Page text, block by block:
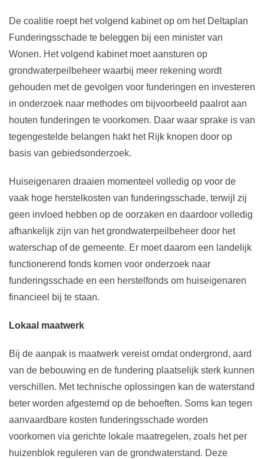
De coalitie roept het volgend kabinet op om het Deltaplan
Funderingsschade te beleggen bij een minister van
Wonen. Het volgend kabinet moet aansturen op
grondwaterpeilbeheer waarbij meer rekening wordt
gehouden met de gevolgen voor funderingen en investeren
in onderzoek naar methodes om bijvoorbeeld paalrot aan
houten funderingen te voorkomen. Daar waar sprake is van
tegengestelde belangen hakt het Rijk knopen door op
basis van gebiedsonderzoek.
Huiseigenaren draaien momenteel volledig op voor de
vaak hoge herstelkosten van funderingsschade, terwijl zij
geen invloed hebben op de oorzaken en daardoor volledig
afhankelijk zijn van het grondwaterpeilbeheer door het
waterschap of de gemeente. Er moet daarom een landelijk
functionerend fonds komen voor onderzoek naar
funderingsschade en een herstelfonds om huiseigenaren
financieel bij te staan.
Lokaal maatwerk
Bij de aanpak is maatwerk vereist omdat ondergrond, aard
van de bebouwing en de fundering plaatselijk sterk kunnen
verschillen. Met technische oplossingen kan de waterstand
beter worden afgestemd op de behoeften. Soms kan tegen
aanvaardbare kosten funderingsschade worden
voorkomen via gerichte lokale maatregelen, zoals het per
huizenblok reguleren van de grondwaterstand. Deze